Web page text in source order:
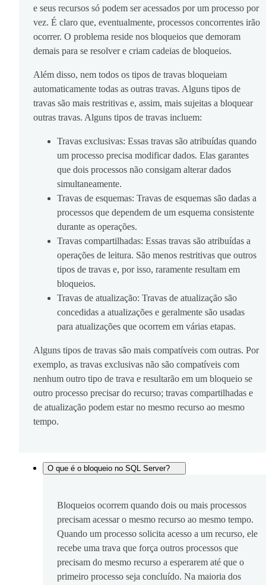
e seus recursos só podem ser acessados por um processo por
vez. É claro que, eventualmente, processos concorrentes irão
ocorrer. O problema reside nos bloqueios que demoram
demais para se resolver e criam cadeias de bloqueios.
Além disso, nem todos os tipos de travas bloqueiam
automaticamente todas as outras travas. Alguns tipos de
travas são mais restritivas e, assim, mais sujeitas a bloquear
outras travas. Alguns tipos de travas incluem:
Travas exclusivas: Essas travas são atribuídas quando
um processo precisa modificar dados. Elas garantes
que dois processos não consigam alterar dados
simultaneamente.
Travas de esquemas: Travas de esquemas são dadas a
processos que dependem de um esquema consistente
durante as operações.
Travas compartilhadas: Essas travas são atribuídas a
operações de leitura. São menos restritivas que outros
tipos de travas e, por isso, raramente resultam em
bloqueios.
Travas de atualização: Travas de atualização são
concedidas a atualizações e geralmente são usadas
para atualizações que ocorrem em várias etapas.
Alguns tipos de travas são mais compatíveis com outras. Por
exemplo, as travas exclusivas não são compatíveis com
nenhum outro tipo de trava e resultarão em um bloqueio se
outro processo precisar do recurso; travas compartilhadas e
de atualização podem estar no mesmo recurso ao mesmo
tempo.
O que é o bloqueio no SQL Server?
Bloqueios ocorrem quando dois ou mais processos
precisam acessar o mesmo recurso ao mesmo tempo.
Quando um processo solicita acesso a um recurso, ele
recebe uma trava que força outros processos que
precisam do mesmo recurso a esperarem até que o
primeiro processo seja concluído. Na maioria dos